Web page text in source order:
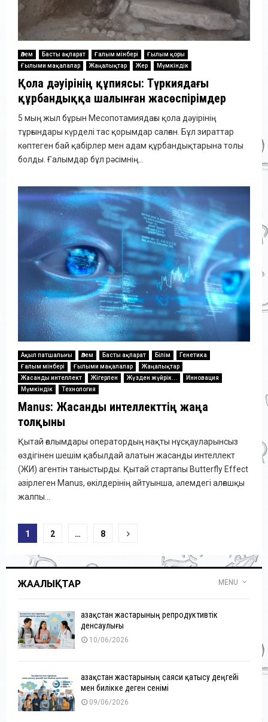
Әлем Басты ақпарат Ғалым мінбері
Ғылым қоры
Ғылыми мақалалар
Жаңалықтар Жер Мүмкіндік
Қола дәуірінің құпиясы: Түркиядағы
құрбандыққа шалынған жасөспірімдер
5 мың жыл бұрын Месопотамиядағы қола дәуірінің
тұрғындары күрделі тас қорымдар салған. Бұл зираттар
көптеген бай қабірлер мен адам құрбандықтарына толы
болды. Ғалымдар бұл рәсімнің...
Ақыл патшалығы Әлем Басты ақпарат Білім
Генетика
Ғалым мінбері
Ғылыми мақалалар
Жаңалықтар
Жасанды интеллект
Жігерлен Жүзден жүйрік...
Инновация
Мүмкіндік
Технология
Manus: Жасанды интеллекттің жаңа
толқыны
Қытай ғалымдары оператордың нақты нұсқауларынсыз
өздігінен шешім қабылдай алатын жасанды интеллект
(ЖИ) агентін таныстырды. Қытай стартапы Butterfly Effect
әзірлеген Manus, өкілдерінің айтуынша, әлемдегі алғашқы
жалпы...
Posts
pagination
1 2 … 8
ЖАҢАЛЫҚТАР MENU
Қазақстан жастарының репродуктивтік
денсаулығы
10/06/2026
Қазақстан жастарының саяси қатысу деңгейі
мен билікке деген сенімі
09/06/2026